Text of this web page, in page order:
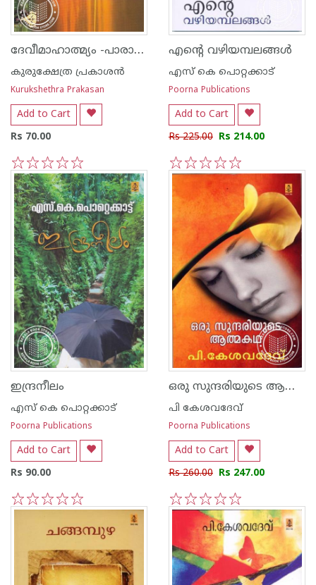
ദേവീമാഹാത്മ്യം -പാരായണവിധിസഹിതം
കുരുക്ഷേത്ര പ്രകാശന്‍
Kurukshethra Prakasan
Add to Cart
Rs 70.00
5
4
3
2
1
എന്റെ വഴിയമ്പലങ്ങള്‍
എസ്‌ കെ പൊറ്റക്കാട്‌
Poorna Publications
Add to Cart
Rs 225.00 Rs 214.00
5
4
3
2
1
ഇന്ദ്രനീലം
എസ്‌ കെ പൊറ്റക്കാട്‌
Poorna Publications
Add to Cart
Rs 90.00
5
4
3
2
1
ഒരു സുന്ദരിയുടെ ആത്മകഥ
പി കേശവദേവ്‌
Poorna Publications
Add to Cart
Rs 260.00 Rs 247.00
5
4
3
2
1